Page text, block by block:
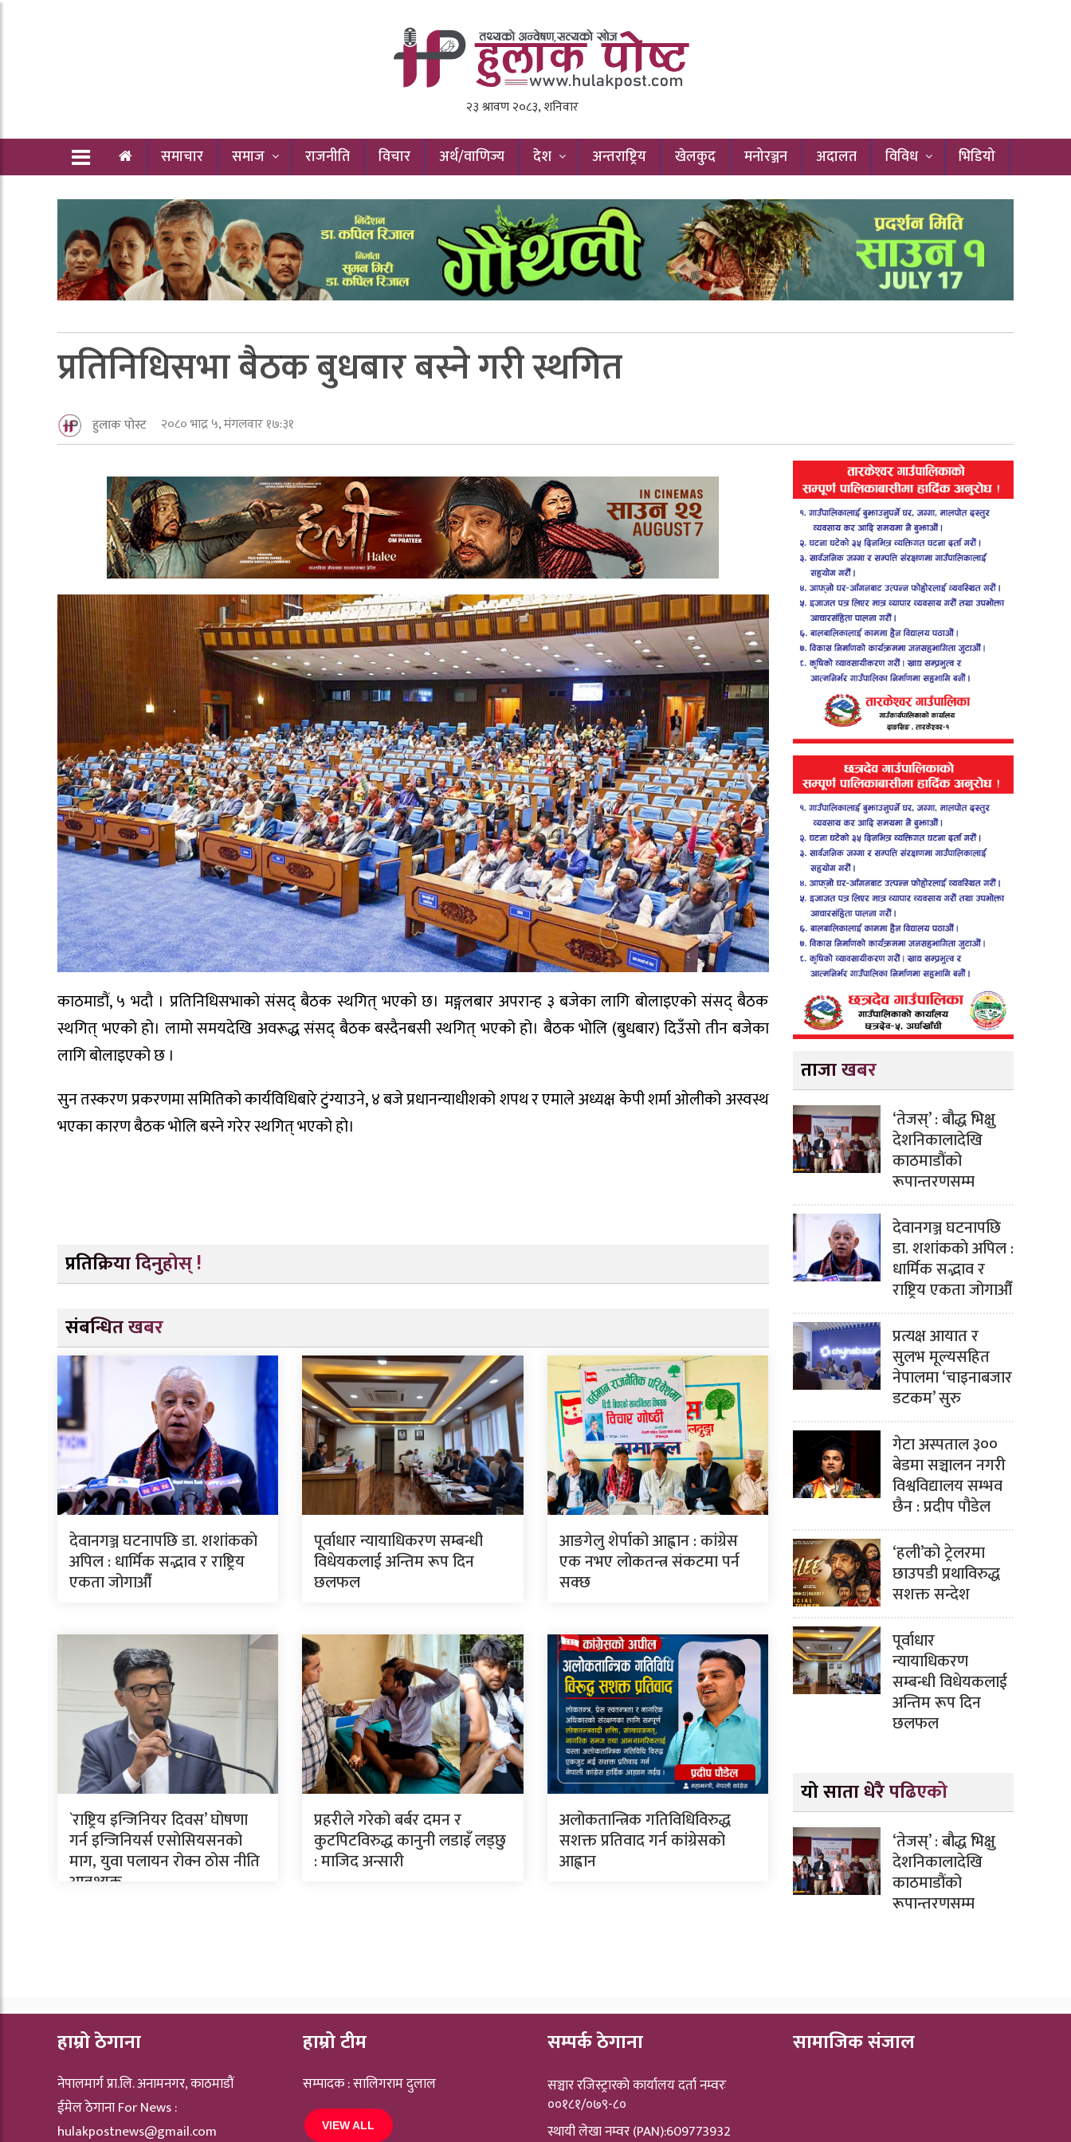
समाचार समाज राजनीति विचार अर्थ/वाणिज्य देश अन्तराष्ट्रिय खेलकुद मनोरञ्जन अदालत विविध भिडियो
प्रतिनिधिसभा बैठक बुधबार बस्ने गरी स्थगित
हुलाक पोस्ट २०८० भाद्र ५, मंगलवार १७:३१
काठमाडौं, ५ भदौ । प्रतिनिधिसभाको संसद् बैठक स्थगित् भएको छ। मङ्गलबार अपरान्ह ३ बजेका लागि बोलाइएको संसद् बैठक
स्थगित् भएको हो। लामो समयदेखि अवरूद्ध संसद् बैठक बस्दैनबसी स्थगित् भएको हो। बैठक भोलि (बुधबार) दिउँसो तीन बजेका
लागि बोलाइएको छ ।
सुन तस्करण प्रकरणमा समितिको कार्यविधिबारे टुंग्याउने, ४ बजे प्रधानन्याधीशको शपथ र एमाले अध्यक्ष केपी शर्मा ओलीको अस्वस्थ
भएका कारण बैठक भोलि बस्ने गरेर स्थगित् भएको हो।
प्रतिक्रिया दिनुहोस् !
संबन्धित खबर
देवानगञ्ज घटनापछि डा. शशांककाे
अपिल : धार्मिक सद्भाव र राष्ट्रिय
एकता जोगाऔँ
पूर्वाधार न्यायाधिकरण सम्बन्धी
विधेयकलाई अन्तिम रूप दिन
छलफल
आङगेलु शेर्पाको आह्वान : कांग्रेस
एक नभए लोकतन्त्र संकटमा पर्न
सक्छ
`राष्ट्रिय इन्जिनियर दिवस’ घोषणा
गर्न इन्जिनियर्स एसाेसियसनको
माग, युवा पलायन रोक्न ठोस नीति
आवश्यक
प्रहरीले गरेको बर्बर दमन र
कुटपिटविरुद्ध कानुनी लडाइँ लड्छु
: माजिद अन्सारी
अलोकतान्त्रिक गतिविधिविरुद्ध
सशक्त प्रतिवाद गर्न कांग्रेसको
आह्वान
ताजा खबर
‘तेजस्’ : बौद्ध भिक्षु
देशनिकालादेखि
काठमाडौंको
रूपान्तरणसम्म
देवानगञ्ज घटनापछि
डा. शशांककाे अपिल :
धार्मिक सद्भाव र
राष्ट्रिय एकता जोगाऔँ
प्रत्यक्ष आयात र
सुलभ मूल्यसहित
नेपालमा ‘चाइनाबजार
डटकम’ सुरु
गेटा अस्पताल ३००
बेडमा सञ्चालन नगरी
विश्वविद्यालय सम्भव
छैन : प्रदीप पौडेल
‘हली’को ट्रेलरमा
छाउपडी प्रथाविरुद्ध
सशक्त सन्देश
पूर्वाधार
न्यायाधिकरण
सम्बन्धी विधेयकलाई
अन्तिम रूप दिन
छलफल
यो साता धेरै पढिएको
‘तेजस्’ : बौद्ध भिक्षु
देशनिकालादेखि
काठमाडौंको
रूपान्तरणसम्म
हाम्रो ठेगाना
नेपालमार्ग प्रा.लि. अनामनगर, काठमाडौं
ईमेल ठेगाना For News :
hulakpostnews@gmail.com
हाम्रो टीम
सम्पादक : सालिगराम दुलाल
VIEW ALL
सम्पर्क ठेगाना
सञ्चार रजिस्ट्रारकाे कार्यालय दर्ता नम्वरः
००१८१/०७९-८०
स्थायी लेखा नम्वर (PAN):609773932
सामाजिक संजाल